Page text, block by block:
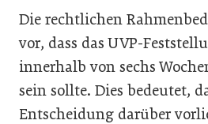
Die rechtlichen
vor, dass das UVP-
innerhalb von sechs
sein sollte. Dies bedeutet,
Entscheidung darüber